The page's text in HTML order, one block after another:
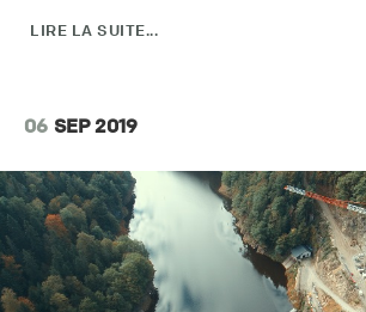
LIRE LA SUITE...
06 SEP 2019